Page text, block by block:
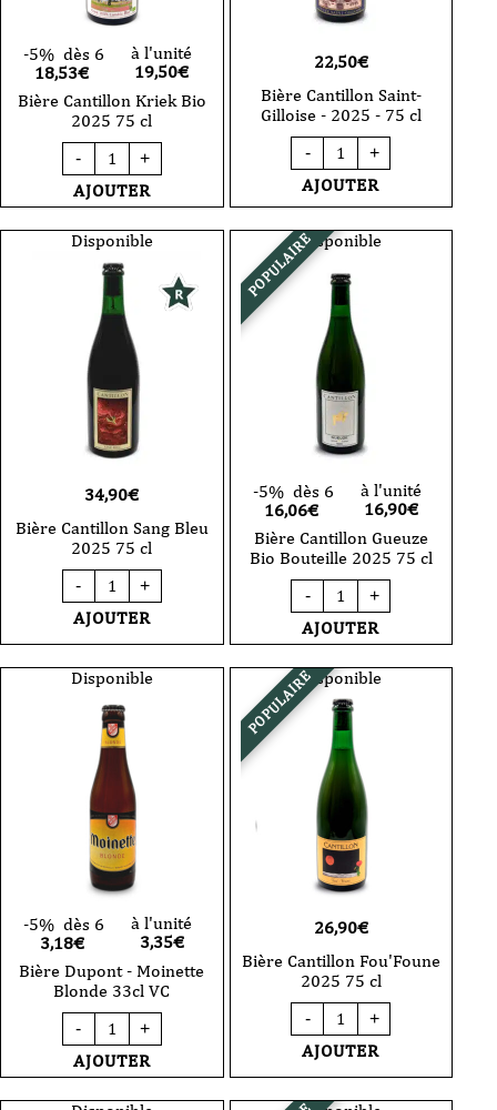
-5% dès 6
18,53€
à l'unité
19,50€
Bière Cantillon Kriek Bio
2025 75 cl
-
quantité
de
Bière
Cantillon
Bio
2025
75
cl
+
AJOUTER
22,50€
Bière Cantillon Saint-
Gilloise - 2025 - 75 cl
-
quantité
de
Bière
Cantillon
Saint-
Gilloise
-
2025
75
cl
+
AJOUTER
Disponible
34,90€
Bière Cantillon Sang Bleu
2025 75 cl
-
quantité
de
Bière
Cantillon
Sang
Bleu
2025
75
cl
+
AJOUTER
POPULAIREDisponible
-5% dès 6
16,06€
à l'unité
16,90€
Bière Cantillon Gueuze
Bio Bouteille 2025 75 cl
-
quantité
de
Bière
Cantillon
Bio
Bouteille
2025
75
cl
+
AJOUTER
Disponible
-5% dès 6
3,18€
à l'unité
3,35€
Bière Dupont - Moinette
Blonde 33cl VC
-
quantité
de
Bière
Dupont
+
AJOUTER
POPULAIREDisponible
26,90€
Bière Cantillon Fou'Foune
2025 75 cl
-
quantité
de
Bière
Cantillon
Fou'Foune
2025
+
AJOUTER